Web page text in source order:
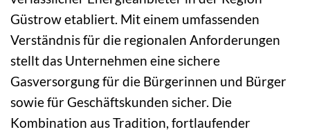
Güstrow etabliert. Mit einem umfassenden
Verständnis für die regionalen Anforderungen
stellt das Unternehmen eine sichere
Gasversorgung für die Bürgerinnen und Bürger
sowie für Geschäftskunden sicher. Die
Kombination aus Tradition, fortlaufender